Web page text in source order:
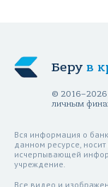
Беру в
©
личным
Вся информация о
данном ресурсе,
исчерпывающей
учреждение.
Все видео и